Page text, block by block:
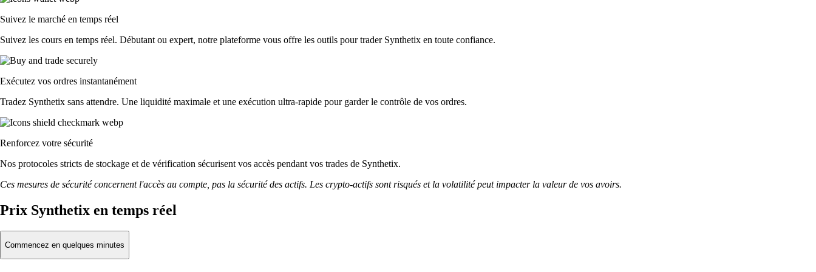
Suivez le marché en temps réel
Suivez les cours en temps réel. Débutant ou expert, notre plateforme vous offre les outils pour trader Synthetix en toute confiance.
Exécutez vos ordres instantanément
Tradez Synthetix sans attendre. Une liquidité maximale et une exécution ultra-rapide pour garder le contrôle de vos ordres.
Renforcez votre sécurité
Nos protocoles stricts de stockage et de vérification sécurisent vos accès pendant vos trades de Synthetix.
Ces mesures de sécurité concernent l'accès au compte, pas la sécurité des actifs. Les crypto-actifs sont risqués et la volatilité peut impacter la valeur de vos avoirs.
Prix Synthetix en temps réel
Commencez en quelques minutes